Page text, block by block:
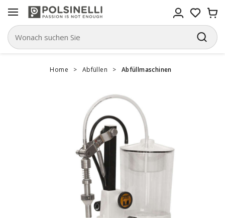
Home > Abfüllen > Abfüllmaschinen